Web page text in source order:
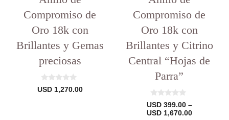
Compromiso de
Oro 18k con
Brillantes y Gemas
preciosas
0
d
USD1,270.00
Compromiso de
Oro 18k con
Brillantes y Citrino
Central “Hojas de
Parra”
0
d
e
USD399.00 –
USD1,670.00Rango
página
producto